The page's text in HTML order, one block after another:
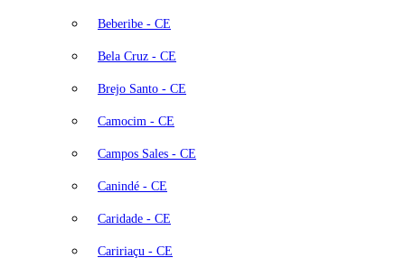
Beberibe - CE
Bela Cruz - CE
Brejo Santo - CE
Camocim - CE
Campos Sales - CE
Canindé - CE
Caridade - CE
Caririaçu - CE